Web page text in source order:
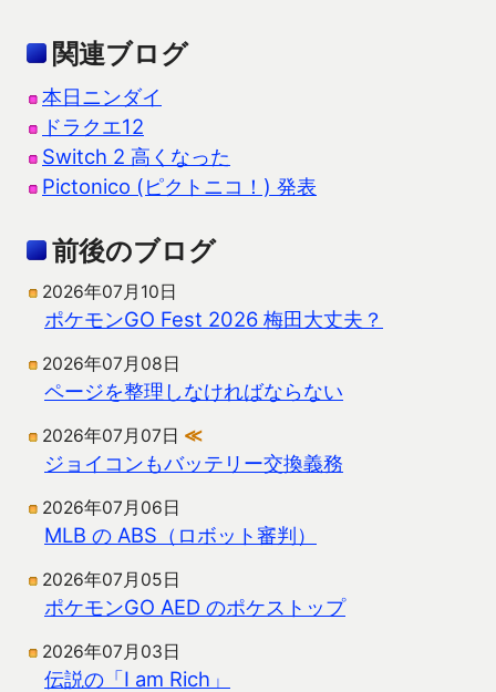
関連ブログ
本日ニンダイ
ドラクエ12
Switch 2 高くなった
Pictonico (ピクトニコ！) 発表
前後のブログ
2026年07月10日
ポケモンGO Fest 2026 梅田大丈夫？
2026年07月08日
ページを整理しなければならない
2026年07月07日 ≪
ジョイコンもバッテリー交換義務
2026年07月06日
MLB の ABS（ロボット審判）
2026年07月05日
ポケモンGO AED のポケストップ
2026年07月03日
伝説の「I am Rich」